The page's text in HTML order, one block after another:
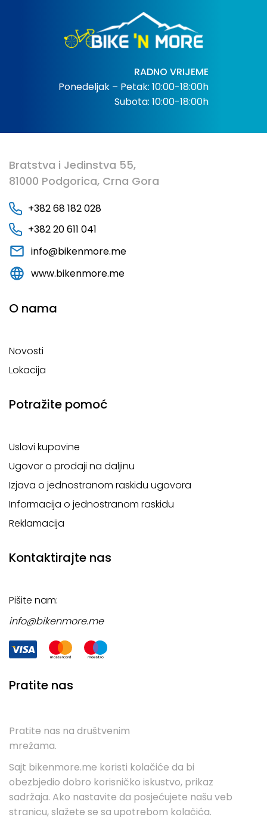
RADNO VRIJEME
Ponedeljak – Petak: 10:00-18:00h
Subota: 10:00-18:00h
Bratstva i Jedinstva 55,
81000 Podgorica, Crna Gora
+382 68 182 028
+382 20 611 041
info@bikenmore.me
www.bikenmore.me
O nama
Novosti
Lokacija
Potražite pomoć
Uslovi kupovine
Ugovor o prodaji na daljinu
Izjava o jednostranom raskidu ugovora
Informacija o jednostranom raskidu
Reklamacija
Kontaktirajte nas
Pišite nam:
info@bikenmore.me
Pratite nas
Pratite nas na društvenim
mrežama.
Sajt bikenmore.me koristi kolačiće da bi
obezbjedio dobro korisničko iskustvo, prikaz
sadržaja. Ako nastavite da posjećujete našu veb
stranicu, slažete se sa upotrebom kolačića.